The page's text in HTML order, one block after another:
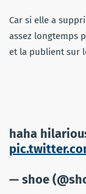
Car si elle a
assez longtemps
et la publient sur
haha
— shoe